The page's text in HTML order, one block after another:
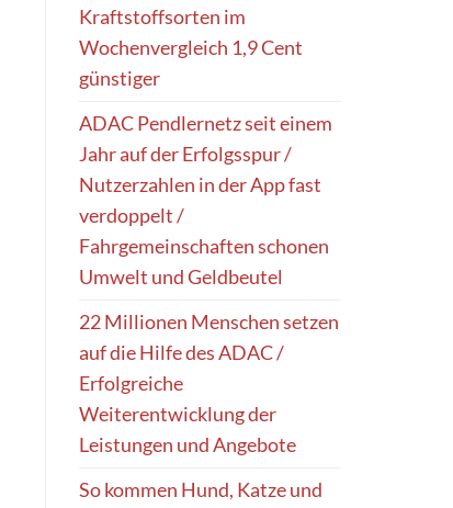
Kraftstoffsorten im
Wochenvergleich 1,9 Cent
günstiger
ADAC Pendlernetz seit einem
Jahr auf der Erfolgsspur /
Nutzerzahlen in der App fast
verdoppelt /
Fahrgemeinschaften schonen
Umwelt und Geldbeutel
22 Millionen Menschen setzen
auf die Hilfe des ADAC /
Erfolgreiche
Weiterentwicklung der
Leistungen und Angebote
So kommen Hund, Katze und